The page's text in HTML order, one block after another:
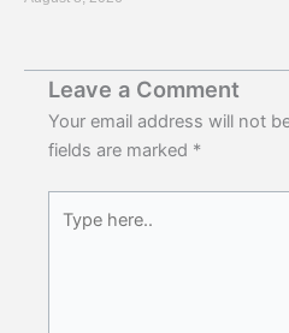
Leave a Comment
Your email address will not
fields are marked *
here..